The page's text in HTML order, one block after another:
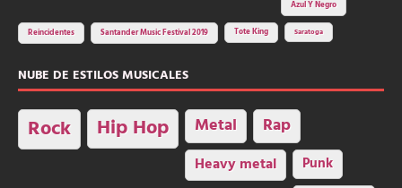
Azul Y Negro
Reincidentes Santander Music Festival 2019 Tote King Saratoga
NUBE DE ESTILOS MUSICALES
Rock Hip Hop Metal Rap
Heavy metal Punk